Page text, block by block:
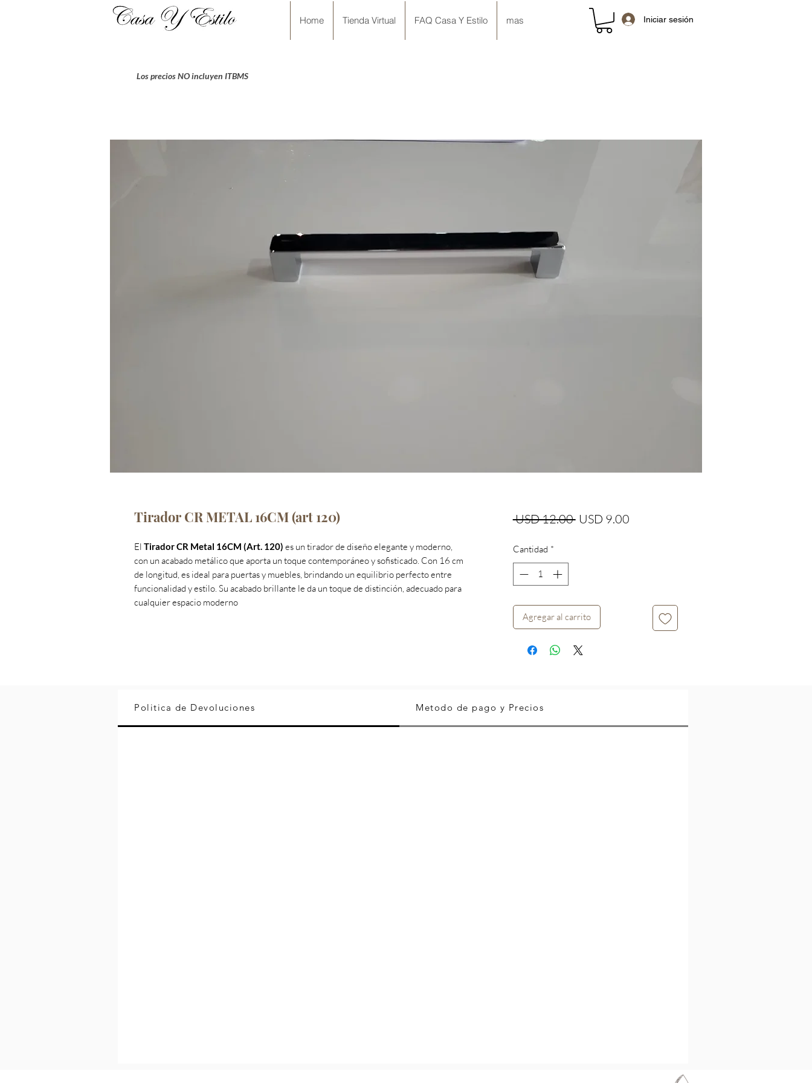
Home Tienda Virtual FAQ Casa Y Estilo mas Iniciar sesión
Los precios NO incluyen ITBMS
Tirador CR METAL 16CM (art 120)
El Tirador CR Metal 16CM (Art. 120) es un tirador de diseño elegante y moderno,
con un acabado metálico que aporta un toque contemporáneo y sofisticado. Con 16 cm
de longitud, es ideal para puertas y muebles, brindando un equilibrio perfecto entre
funcionalidad y estilo. Su acabado brillante le da un toque de distinción, adecuado para
cualquier espacio moderno
USD 12.00 Precio
USD 9.00Precio
Cantidad *
Agregar al carrito
Politica de Devoluciones Metodo de pago y Precios